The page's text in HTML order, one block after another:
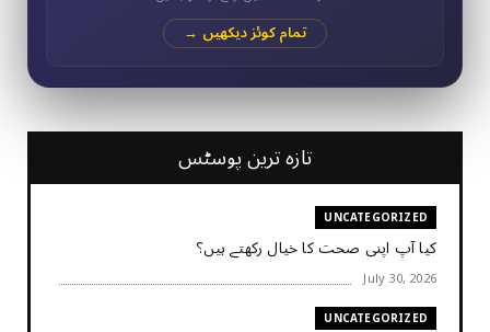
تمام کوئز دیکھیں →
تازہ ترین پوسٹس
UNCATEGORIZED
کیا آپ اپنی صحت کا خیال رکھتے ہیں؟
July 30, 2026
UNCATEGORIZED